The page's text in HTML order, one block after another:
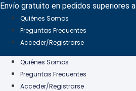
Ir
contenido
Envío gratuito en pedidos superiores
Quiénes Somos
Preguntas Frecuentes
Acceder/Registrarse
Quiénes Somos
Preguntas Frecuentes
Acceder/Registrarse